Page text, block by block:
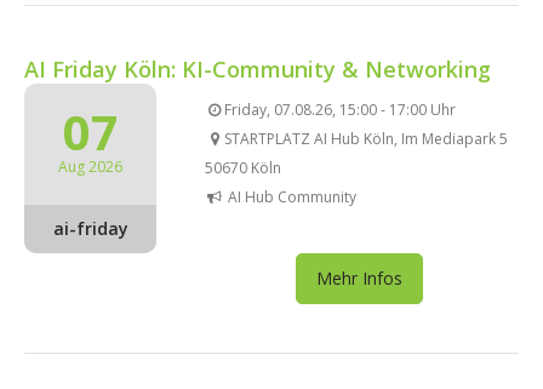
AI Friday Köln: KI-Community & Networking
07
Aug 2026
ai-friday
Friday, 07.08.26, 15:00 - 17:00 Uhr
STARTPLATZ AI Hub Köln, Im Mediapark 5
50670 Köln
AI Hub Community
Mehr Infos